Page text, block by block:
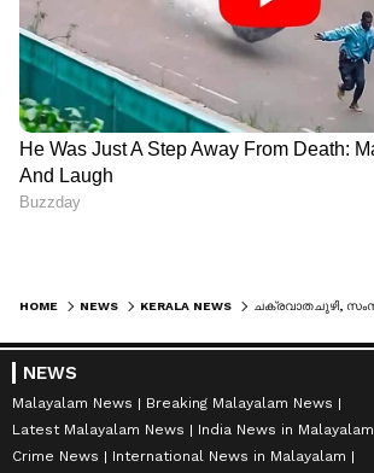
HOME NEWS KERALA NEWS
NEWS
Malayalam News
Breaking Malayalam News
Latest Malayalam News
India News in Malayalam
Crime News
International News in Malayalam